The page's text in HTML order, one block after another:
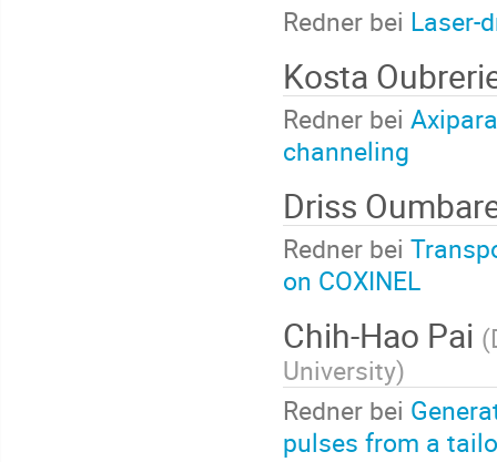
Redner bei Laser-
Kosta
Redner bei
channeling
Driss
Redner bei
on COXINEL
Chih-Hao Pai (
University)
Redner bei
pulses from a